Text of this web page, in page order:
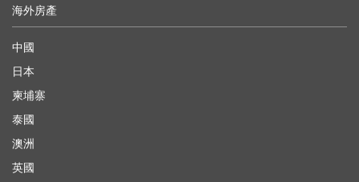
海外房產
中國
日本
柬埔寨
泰國
澳洲
英國